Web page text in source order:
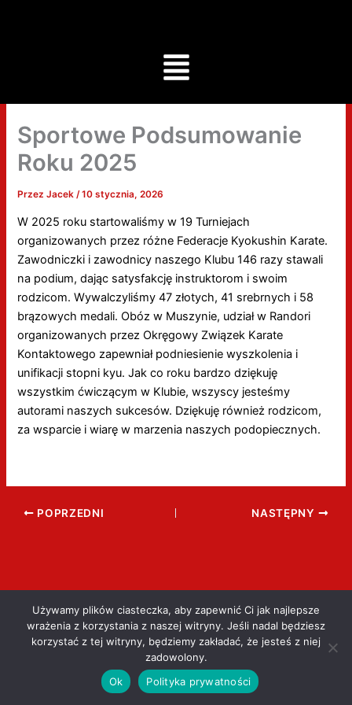
Menu
Sportowe Podsumowanie
Roku 2025
PrzezJacek /10 stycznia, 2026
W 2025 roku startowaliśmy w 19 Turniejach
organizowanych przez różne Federacje Kyokushin Karate.
Zawodniczki i zawodnicy naszego Klubu 146 razy stawali
na podium, dając satysfakcję instruktorom i swoim
rodzicom. Wywalczyliśmy 47 złotych, 41 srebrnych i 58
brązowych medali. Obóz w Muszynie, udział w Randori
organizowanych przez Okręgowy Związek Karate
Kontaktowego zapewniał podniesienie wyszkolenia i
unifikacji stopni kyu. Jak co roku bardzo dziękuję
wszystkim ćwiczącym w Klubie, wszyscy jesteśmy
autorami naszych sukcesów. Dziękuję również rodzicom,
za wsparcie i wiarę w marzenia naszych podopiecznych.
POPRZEDNI NASTĘPNY
Używamy plików ciasteczka, aby zapewnić Ci jak najlepsze
wrażenia z korzystania z naszej witryny. Jeśli nadal będziesz
korzystać z tej witryny, będziemy zakładać, że jesteś z niej
zadowolony.
Ok
Polityka prywatności